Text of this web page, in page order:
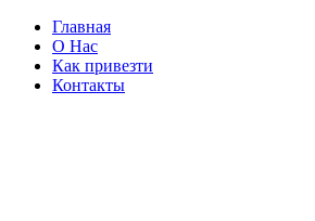
Главная
О Нас
Как привезти
Контакты